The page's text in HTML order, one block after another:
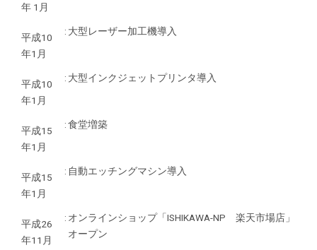
年 1月
平成10
年1月
: 大型レーザー加工機導入
平成10
年1月
: 大型インクジェットプリンタ導入
平成15
年1月
:食堂増築
平成15
年1月
: 自動エッチングマシン導入
平成26
年11月
: オンラインショップ「ISHIKAWA-NP 楽天市場店」
オープン